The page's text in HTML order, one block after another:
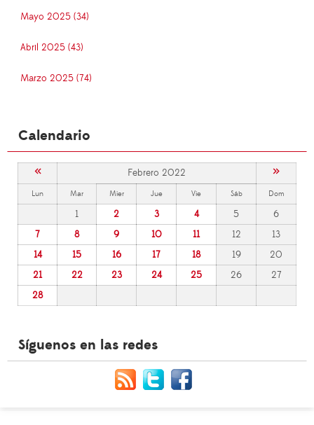
Mayo 2025 (34)
Abril 2025 (43)
Marzo 2025 (74)
Calendario
« Febrero 2022 »
Lun Mar Mier Jue Vie Sáb Dom
1 2 3 4 5
6
7
8 9 10 11 12
13
14
15 16 17 18 19
20
21
22 23 24 25 26
27
28
Síguenos en las redes